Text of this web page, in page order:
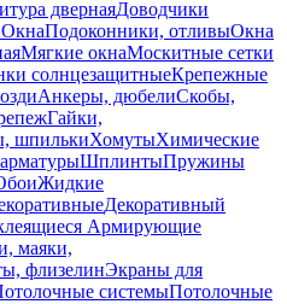
двернаяДоводчики
ОкнаПодоконники, отливыОкна
Мягкие окнаМоскитные сетки
солнцезащитныеКрепежные
Анкеры, дюбелиСкобы,
Гайки,
шпилькиХомутыХимические
ШплинтыПружины
Жидкие
Декоративный
Армирующие
маяки,
флизелинЭкраны для
системыПотолочные